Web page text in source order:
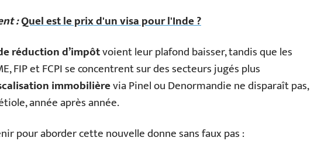
:Quel est le prix d'un visa pour l'Inde ?
réduction d’impôtvoient leur plafond baisser, tandis que les
FIP et FCPI se concentrent sur des secteurs jugés plus
immobilièrevia Pinel ou Denormandie ne disparaît pas,
année après année.
pour aborder cette nouvelle donne sans faux pas :